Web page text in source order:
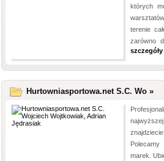
których
terenie
zarówno
Hurtowniasportowa.net S.C. Wo »
marek.